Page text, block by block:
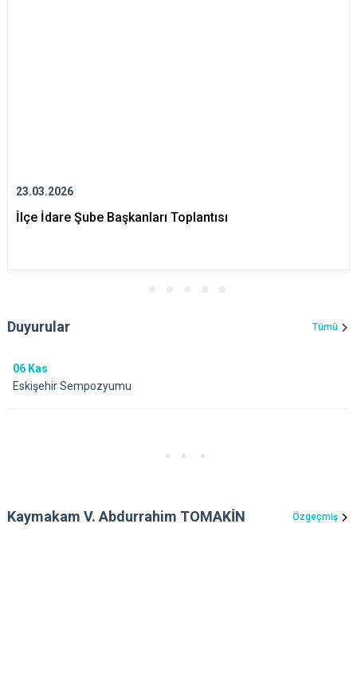
23.03.2026
İlçe İdare Şube Başkanları Toplantısı
Duyurular Tümü
06 Kas
Eskişehir Sempozyumu
Kaymakam V. Abdurrahim TOMAKİN Özgeçmiş